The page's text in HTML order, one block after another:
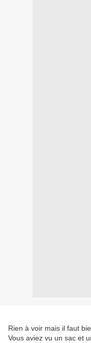
Rien à voir mais il faut
Vous aviez vu un sac et